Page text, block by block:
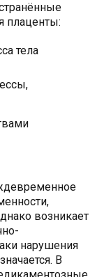
плаценты:
тела
возникает
нарушения
В